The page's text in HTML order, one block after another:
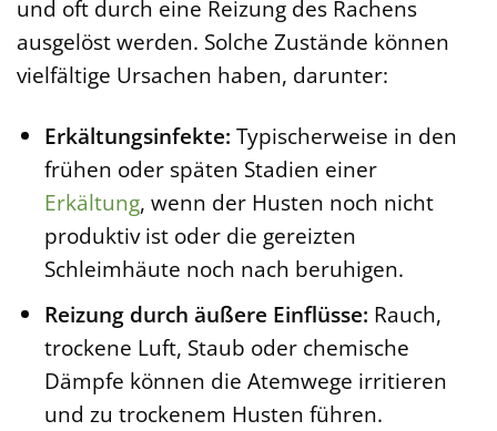
und oft durch eine Reizung des Rachens
ausgelöst werden. Solche Zustände können
vielfältige Ursachen haben, darunter:
Erkältungsinfekte: Typischerweise in den
frühen oder späten Stadien einer
Erkältung, wenn der Husten noch nicht
produktiv ist oder die gereizten
Schleimhäute noch nach beruhigen.
Reizung durch äußere Einflüsse: Rauch,
trockene Luft, Staub oder chemische
Dämpfe können die Atemwege irritieren
und zu trockenem Husten führen.